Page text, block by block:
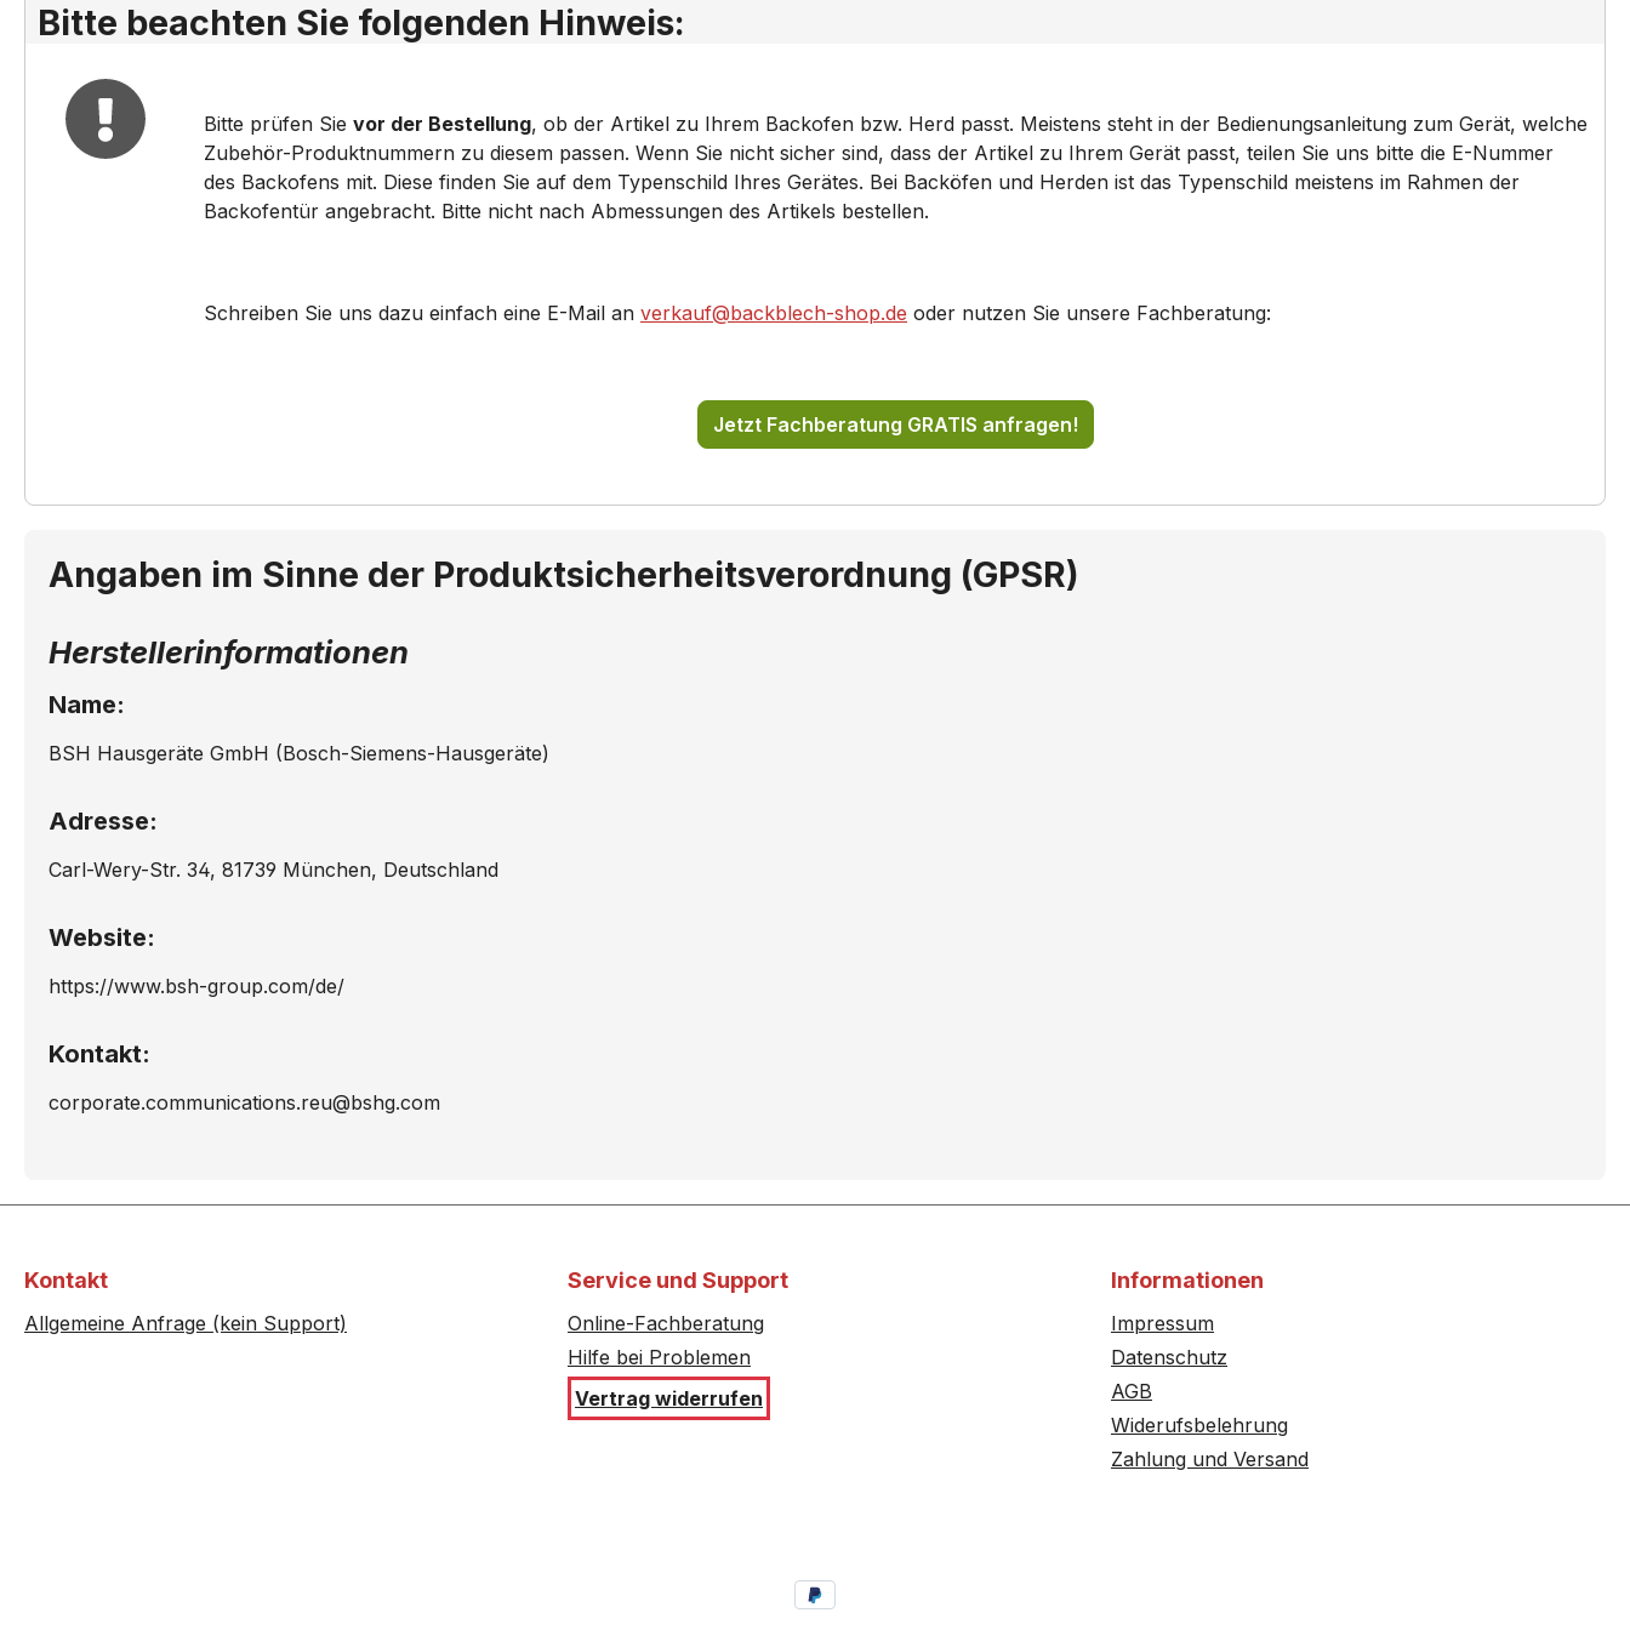
Bitte beachten Sie folgenden Hinweis:
Bitte prüfen Sie vor der Bestellung, ob der Artikel zu Ihrem Backofen bzw. Herd passt. Meistens steht in der Bedienungsanleitung zum Gerät, welche
Zubehör-Produktnummern zu diesem passen. Wenn Sie nicht sicher sind, dass der Artikel zu Ihrem Gerät passt, teilen Sie uns bitte die E-Nummer
des Backofens mit. Diese finden Sie auf dem Typenschild Ihres Gerätes. Bei Backöfen und Herden ist das Typenschild meistens im Rahmen der
Backofentür angebracht. Bitte nicht nach Abmessungen des Artikels bestellen.
Schreiben Sie uns dazu einfach eine E-Mail an verkauf@backblech-shop.de oder nutzen Sie unsere Fachberatung:
Jetzt Fachberatung GRATIS anfragen!
Angaben im Sinne der Produktsicherheitsverordnung (GPSR)
Herstellerinformationen
Name:
BSH Hausgeräte GmbH (Bosch-Siemens-Hausgeräte)
Adresse:
Carl-Wery-Str. 34, 81739 München, Deutschland
Website:
https://www.bsh-group.com/de/
Kontakt:
corporate.communications.reu@bshg.com
Kontakt
Allgemeine Anfrage (kein Support)
Service und Support
Online-Fachberatung
Hilfe bei Problemen
Vertrag widerrufen
Informationen
Impressum
Datenschutz
AGB
Widerufsbelehrung
Zahlung und Versand